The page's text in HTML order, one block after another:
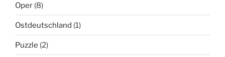
Oper (8)
Ostdeutschland (1)
Puzzle (2)